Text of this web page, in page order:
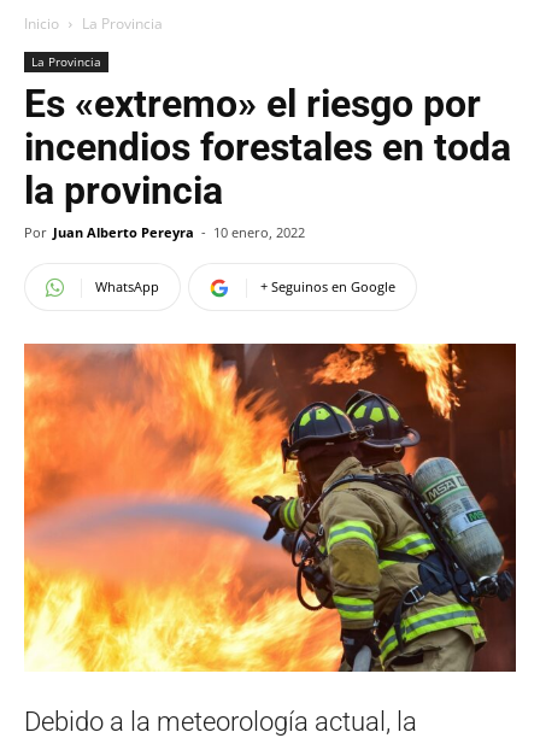
Inicio La Provincia
La Provincia
Es «extremo» el riesgo por
incendios forestales en toda
la provincia
Por Juan Alberto Pereyra - 10 enero, 2022
WhatsApp + Seguinos en Google
Debido a la meteorología actual, la